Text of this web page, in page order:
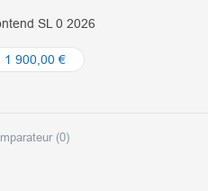
SL 0 2026
1 900,00 €
(0)